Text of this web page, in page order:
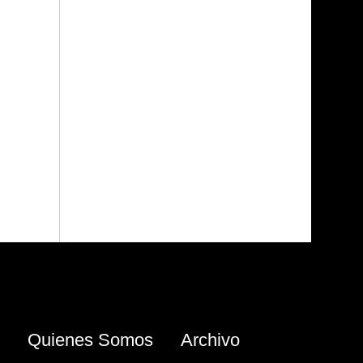
Quienes Somos Archivo